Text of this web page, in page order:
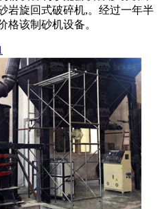
岩旋回式破碎机,。经过一年半
格该制砂机设备。